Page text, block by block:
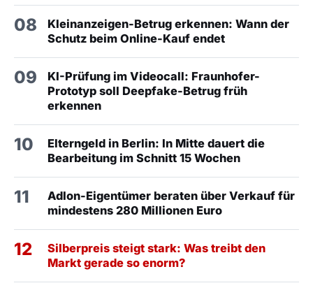
08
Kleinanzeigen-Betrug erkennen: Wann der
Schutz beim Online-Kauf endet
09
KI-Prüfung im Videocall: Fraunhofer-
Prototyp soll Deepfake-Betrug früh
erkennen
10
Elterngeld in Berlin: In Mitte dauert die
Bearbeitung im Schnitt 15 Wochen
11
Adlon-Eigentümer beraten über Verkauf für
mindestens 280 Millionen Euro
12
Silberpreis steigt stark: Was treibt den
Markt gerade so enorm?